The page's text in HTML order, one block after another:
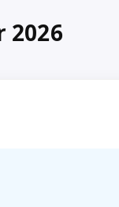
2026